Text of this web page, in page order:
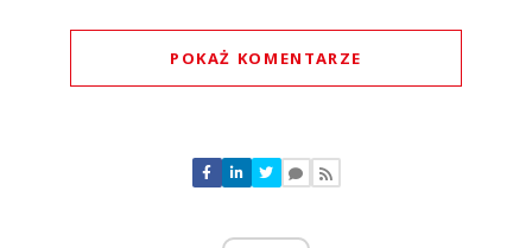
POKAŻ KOMENTARZE
Nie znaleziono komentarzy
Zostaw swoje komentarze